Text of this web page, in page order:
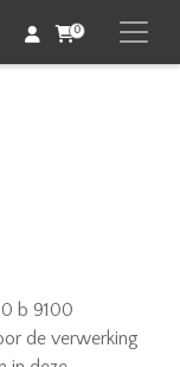
0
b 9100
de verwerking